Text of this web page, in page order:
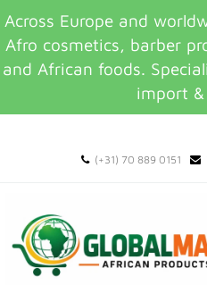
Across Europe and
Afro cosmetics, barber
and African foods.
import
(+31) 70 889 0151